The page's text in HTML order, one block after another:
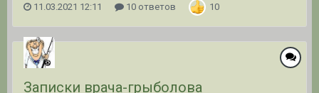
11.03.2021 12:11 10 ответов 10
Записки врача-грыболова